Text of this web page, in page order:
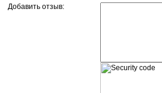
Добавить отзыв: